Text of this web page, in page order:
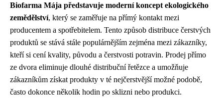
Biofarma Mája představuje moderní koncept ekologického
zemědělství, který se zaměřuje na přímý kontakt mezi
producentem a spotřebitelem. Tento způsob distribuce čerstvých
produktů se stává stále populárnějším zejména mezi zákazníky,
kteří si cení kvality, původu a čerstvosti potravin. Prodej přímo
ze dvora eliminuje dlouhé distribuční řetězce a umožňuje
zákazníkům získat produkty v té nejčerstvější možné podobě,
často dokonce několik hodin po sklizni nebo produkci.